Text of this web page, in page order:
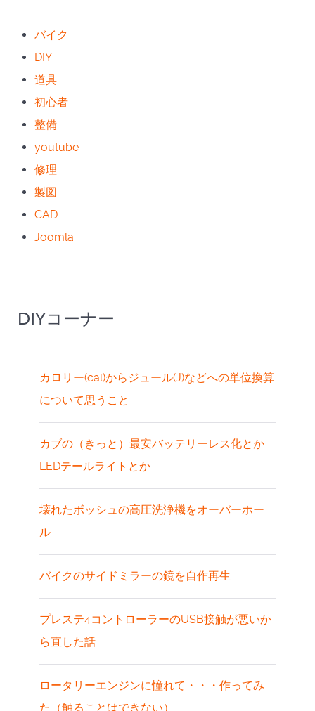
バイク
DIY
道具
初心者
整備
youtube
修理
製図
CAD
Joomla
DIYコーナー
カロリー(cal)からジュール(J)などへの単位換算
について思うこと
カブの（きっと）最安バッテリーレス化とか
LEDテールライトとか
壊れたボッシュの高圧洗浄機をオーバーホー
ル
バイクのサイドミラーの鏡を自作再生
プレステ4コントローラーのUSB接触が悪いか
ら直した話
ロータリーエンジンに憧れて・・・作ってみ
た（触ることはできない）